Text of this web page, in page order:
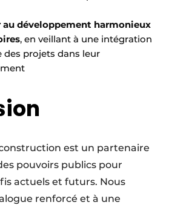
au développement harmonieux
, en veillant à une intégration
des projets dans leur
est un partenaire
pouvoirs publics pour
actuels et futurs. Nous
renforcé et à une